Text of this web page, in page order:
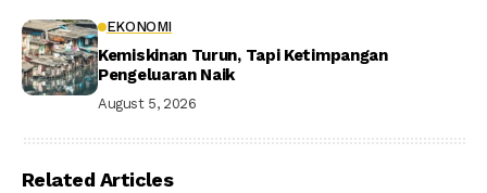
EKONOMI
Kemiskinan Turun, Tapi Ketimpangan
Pengeluaran Naik
August 5, 2026
Related Articles